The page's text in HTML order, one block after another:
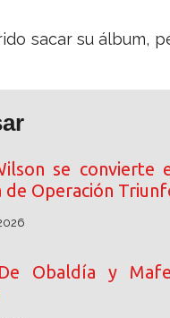
sacar su álbum,
se convierte
de Operación
Obaldía y